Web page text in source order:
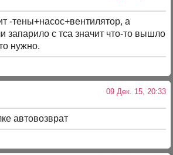
-тены+насос+вентилятор, а
запарило с тса значит что-то вышло
нужно.
09 Дек. 15, 20:33
автовозврат